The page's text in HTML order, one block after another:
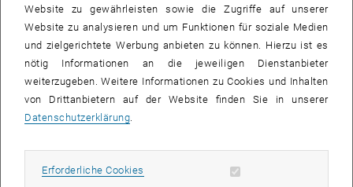
gewidmet, das von hochkarätigen in- und ausländischen
Expert_innen vorgestellt und diskutiert wird. Außerdem wird bei der
Veranstaltung eine Festschrift präsentiert, die der AKE anlässlich
seines 15-jährigen Bestehens in diesem Jahr herausgibt.
Die Veranstaltung wird vom Bundesministerium für Wissenschaft,
Forschung und Wirtschaft sowie von zahlreichen Institutionen und
Unternehmen unterstützt, die sich mit Problemen der
Insbesondere Medienvertreter_innen sind zur Veranstaltung
eingeladen.
Website zu gewährleisten sowie die Zugriffe auf unserer
Website zu analysieren und um Funktionen für soziale Medien
und zielgerichtete Werbung anbieten zu können. Hierzu ist es
nötig Informationen an die jeweiligen Dienstanbieter
weiterzugeben. Weitere Informationen zu Cookies und Inhalten
von Drittanbietern auf der Website finden Sie in unserer
Datenschutzerklärung.
Erforderliche Cookies Erforderliche Cookies zulassen